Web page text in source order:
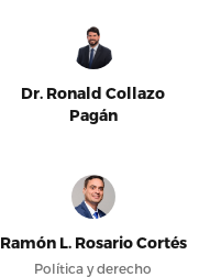
Dr. Ronald Collazo
Pagán
Ramón L. Rosario Cortés
Política y derecho